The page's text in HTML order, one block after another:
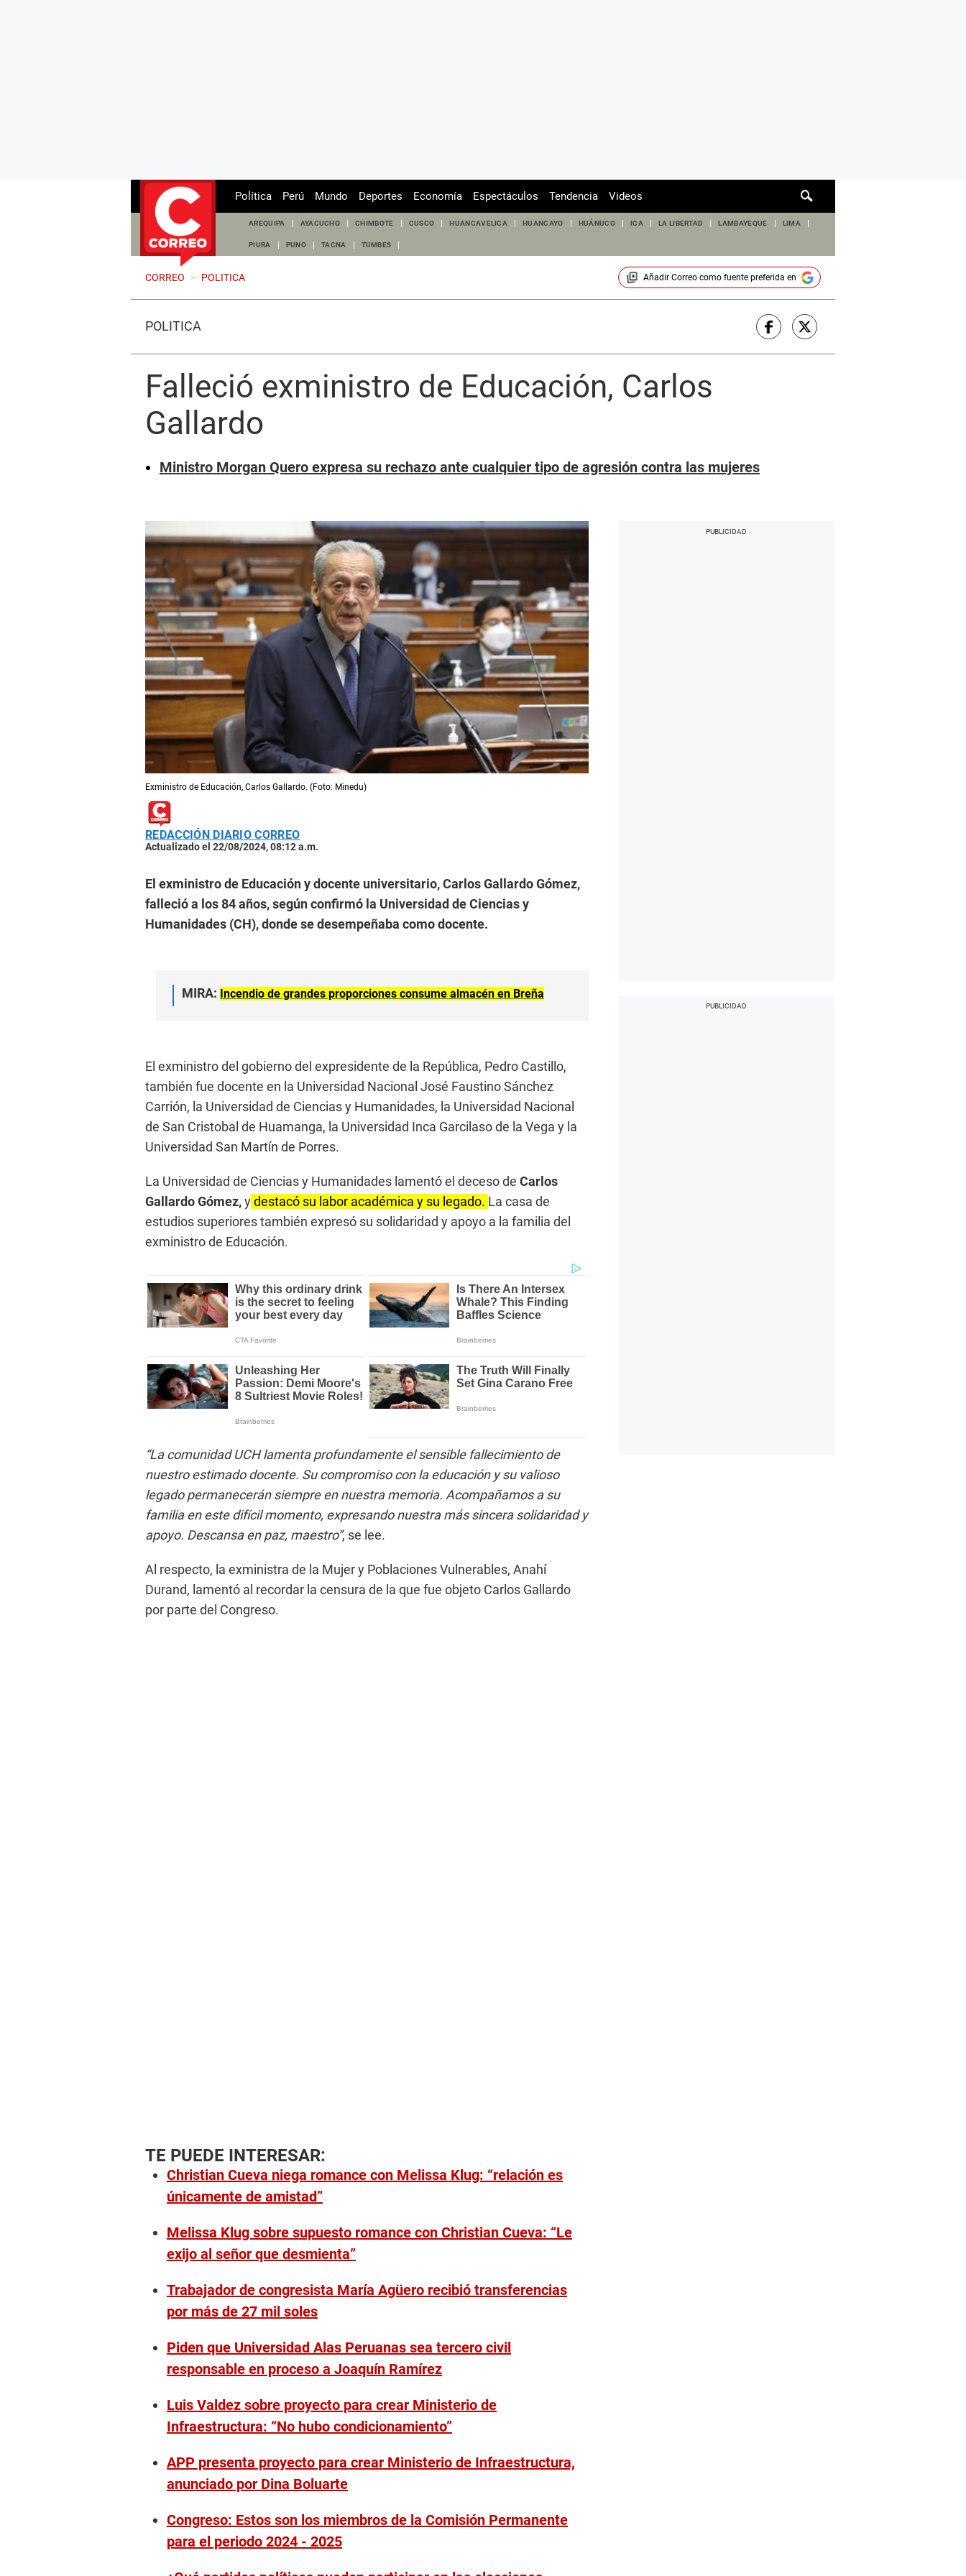
de
Política Perú Mundo Deportes Economía Espectáculos Tendencia Videos
AREQUIPA AYACUCHO CHIMBOTE CUSCO HUANCAVELICA HUANCAYO HUÁNUCO ICA LA LIBERTAD LAMBAYEQUE LIMA
PIURA PUNO TACNA TUMBES
CORREO > POLITICA Añadir Correocomo fuente preferida en
POLÍTICA
Falleció exministro de Educación, Carlos
Gallardo
Ministro Morgan Quero expresa su rechazo ante cualquier tipo de agresión contra las mujeres
Exministro de Educación, Carlos Gallardo. (Foto: Minedu)
REDACCIÓN DIARIO CORREO
Actualizado el 22/08/2024, 08:12 a.m.
El exministro de Educación y docente universitario, Carlos Gallardo Gómez,
falleció a los 84 años, según confirmó la Universidad de Ciencias y
Humanidades (CH), donde se desempeñaba como docente.
MIRA: Incendio de grandes proporciones consume almacén en Breña
El exministro del gobierno del expresidente de la República, Pedro Castillo,
también fue docente en la Universidad Nacional José Faustino Sánchez
Carrión, la Universidad de Ciencias y Humanidades, la Universidad Nacional
de San Cristobal de Huamanga, la Universidad Inca Garcilaso de la Vega y la
Universidad San Martín de Porres.
La Universidad de Ciencias y Humanidades lamentó el deceso de Carlos
Gallardo Gómez,ydestacó su labor académica y su legado. La casa de
estudios superiores también expresó su solidaridad y apoyo a la familia del
exministro de Educación.
“La comunidad UCH lamenta profundamente el sensible fallecimiento de
nuestro estimado docente. Su compromiso con la educación y su valioso
legado permanecerán siempre en nuestra memoria. Acompañamos a su
familia en este difícil momento, expresando nuestra más sincera solidaridad y
apoyo. Descansa en paz, maestro”, se lee.
Al respecto, la exministra de la Mujer y Poblaciones Vulnerables, Anahí
Durand, lamentó al recordar la censura de la que fue objeto Carlos Gallardo
por parte del Congreso.
TE PUEDE INTERESAR:
Christian Cueva niega romance con Melissa Klug: “relación es
únicamente de amistad”
Melissa Klug sobre supuesto romance con Christian Cueva: “Le
exijo al señor que desmienta”
Trabajador de congresista María Agüero recibió transferencias
por más de 27 mil soles
Piden que Universidad Alas Peruanas sea tercero civil
responsable en proceso a Joaquín Ramírez
Luis Valdez sobre proyecto para crear Ministerio de
Infraestructura: “No hubo condicionamiento”
APP presenta proyecto para crear Ministerio de Infraestructura,
anunciado por Dina Boluarte
Congreso: Estos son los miembros de la Comisión Permanente
para el periodo 2024 - 2025